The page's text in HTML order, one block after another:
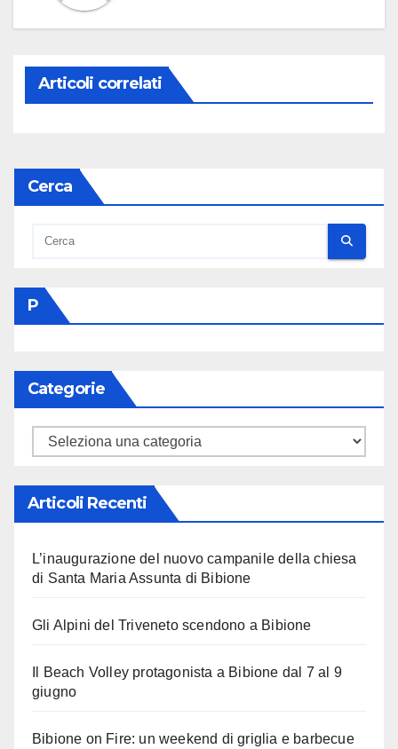
Articoli correlati
Cerca
P
Categorie
Categorie
Articoli Recenti
L’inaugurazione del nuovo campanile della chiesa
di Santa Maria Assunta di Bibione
Gli Alpini del Triveneto scendono a Bibione
Il Beach Volley protagonista a Bibione dal 7 al 9
giugno
Bibione on Fire: un weekend di griglia e barbecue